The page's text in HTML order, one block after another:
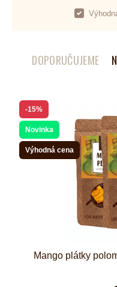
DOPORUČUJEME
-15%
Novinka
Výhodná cena
Mango plátky